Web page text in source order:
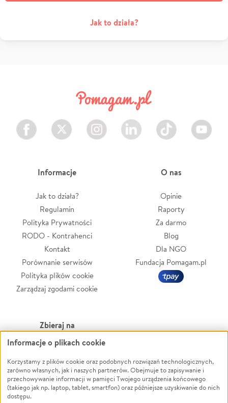
Jak to działa?
Facebook Twitter Instagram LinkedIn TikTok Youtube
Informacje
Jak to działa?
Regulamin
Polityka Prywatności
RODO - Kontrahenci
Kontakt
Porównanie serwisów
Polityka plików cookie
Zarządzaj zgodami cookie
O nas
Opinie
Raporty
Za darmo
Blog
Dla NGO
Fundacja Pomagam.pl
Zbieraj na
Leczenie
Zwierzęta
Pożar
Ukraina
Powódź
Wichura
NGO
Informacje o plikach cookie
Korzystamy z plików cookie oraz podobnych rozwiązań technologicznych,
zarówno własnych, jak i naszych partnerów. Obejmuje to zapisywanie i
przechowywanie informacji w pamięci Twojego urządzenia końcowego
(takiego jak np. laptop, tablet, smartfon) oraz późniejsze uzyskiwanie do nich
dostępu.